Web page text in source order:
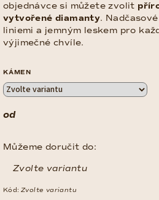
objednávce si můžete zvolit
vytvořené diamanty.
liniemi a jemným leskem pro
výjimečné chvíle.
KÁMEN
od
Můžeme doručit do:
Zvolte variantu
Kód: Zvolte variantu